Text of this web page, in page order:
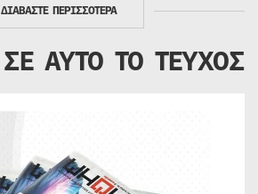
ΔΙΑΒΑΣΤΕ ΠΕΡΙΣΣΟΤΕΡΑ
ΣΕ ΑΥΤΟ ΤΟ ΤΕΥΧΟΣ